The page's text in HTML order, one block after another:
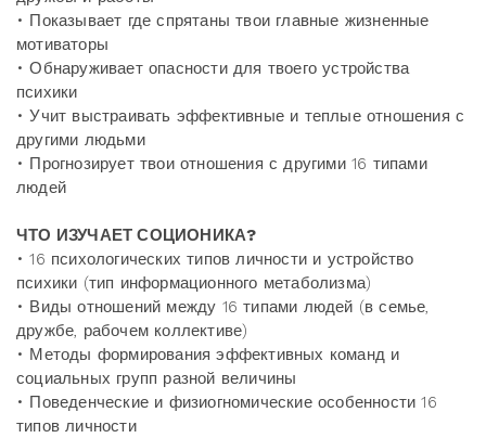
• Показывает где спрятаны твои главные жизненные
мотиваторы
• Обнаруживает опасности для твоего устройства
психики
• Учит выстраивать эффективные и теплые отношения с
другими людьми
• Прогнозирует твои отношения с другими 16 типами
людей
ЧТО ИЗУЧАЕТ СОЦИОНИКА?
• 16 психологических типов личности и устройство
психики (тип информационного метаболизма)
• Виды отношений между 16 типами людей (в семье,
дружбе, рабочем коллективе)
• Методы формирования эффективных команд и
социальных групп разной величины
• Поведенческие и физиогномические особенности 16
типов личности